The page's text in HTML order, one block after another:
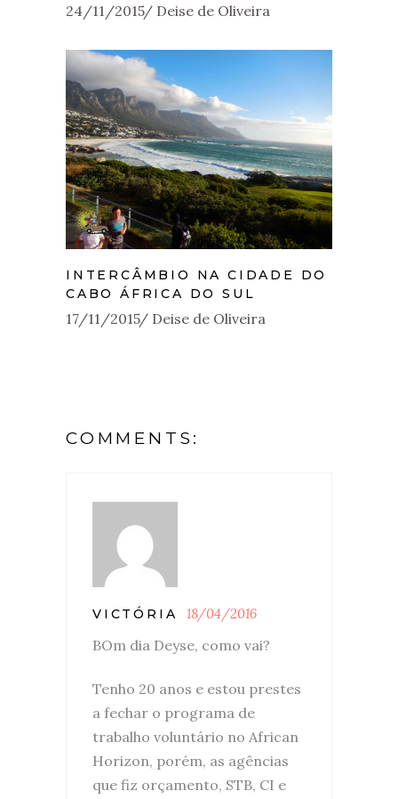
24/11/2015 Deise de Oliveira
INTERCÂMBIO NA CIDADE DO
CABO ÁFRICA DO SUL
17/11/2015 Deise de Oliveira
COMMENTS:
VICTÓRIA 18/04/2016
BOm dia Deyse, como vai?
Tenho 20 anos e estou prestes
a fechar o programa de
trabalho voluntário no African
Horizon, porém, as agências
que fiz orçamento, STB, CI e